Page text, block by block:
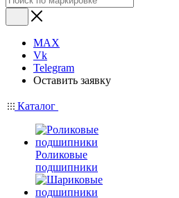
MAX
Vk
Telegram
Оставить заявку
Каталог
Роликовые
подшипники